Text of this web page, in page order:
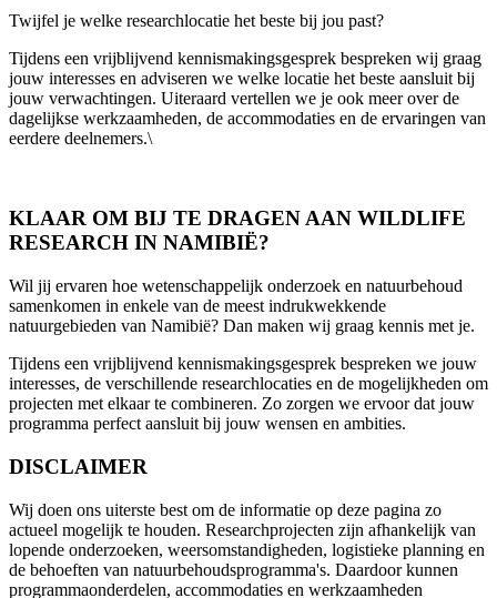
Twijfel je welke researchlocatie het beste bij jou past?
Tijdens een vrijblijvend kennismakingsgesprek bespreken wij graag
jouw interesses en adviseren we welke locatie het beste aansluit bij
jouw verwachtingen. Uiteraard vertellen we je ook meer over de
dagelijkse werkzaamheden, de accommodaties en de ervaringen van
eerdere deelnemers.\
KLAAR OM BIJ TE DRAGEN AAN WILDLIFE
RESEARCH IN NAMIBIË?
Wil jij ervaren hoe wetenschappelijk onderzoek en natuurbehoud
samenkomen in enkele van de meest indrukwekkende
natuurgebieden van Namibië? Dan maken wij graag kennis met je.
Tijdens een vrijblijvend kennismakingsgesprek bespreken we jouw
interesses, de verschillende researchlocaties en de mogelijkheden om
projecten met elkaar te combineren. Zo zorgen we ervoor dat jouw
programma perfect aansluit bij jouw wensen en ambities.
DISCLAIMER
Wij doen ons uiterste best om de informatie op deze pagina zo
actueel mogelijk te houden. Researchprojecten zijn afhankelijk van
lopende onderzoeken, weersomstandigheden, logistieke planning en
de behoeften van natuurbehoudsprogramma's. Daardoor kunnen
programmaonderdelen, accommodaties en werkzaamheden